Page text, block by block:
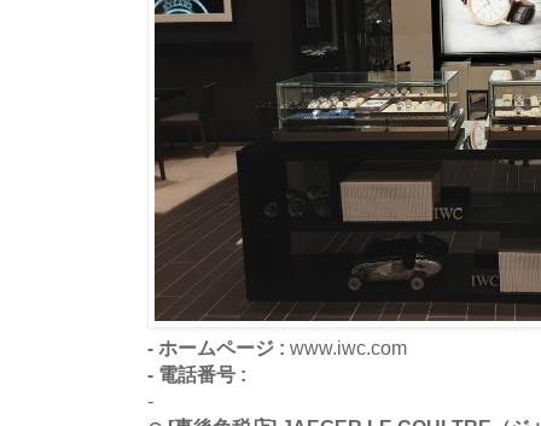
- ホームページ : www.iwc.com
- 電話番号 :
-